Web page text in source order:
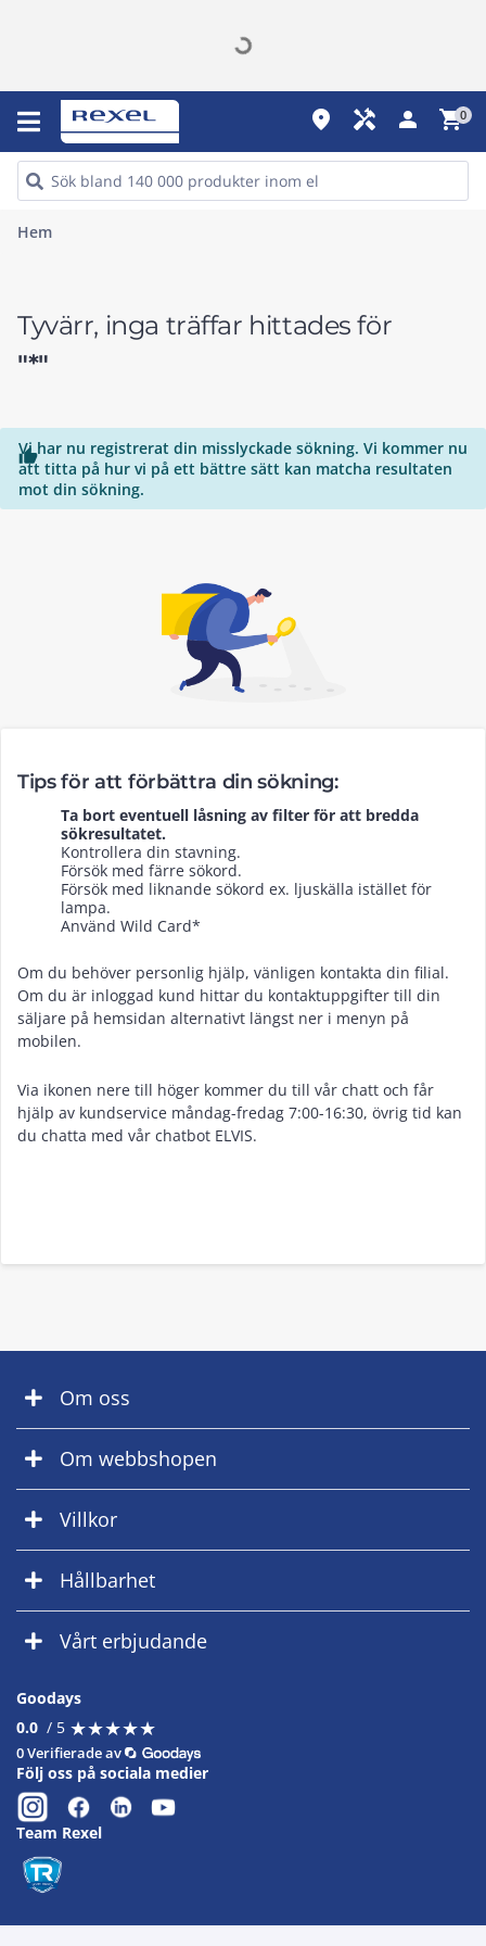
place handyman person shopping_cart0
Hem
Tyvärr, inga träffar hittades för
"*"

Vi har nu registrerat din misslyckade sökning. Vi kommer nu
att titta på hur vi på ett bättre sätt kan matcha resultaten
mot din sökning.
Tips för att förbättra din sökning:
Ta bort eventuell låsning av filter för att bredda
sökresultatet.
Kontrollera din stavning.
Försök med färre sökord.
Försök med liknande sökord ex. ljuskälla istället för
lampa.
Använd Wild Card*
Om du behöver personlig hjälp, vänligen kontakta din filial.
Om du är inloggad kund hittar du kontaktuppgifter till din
säljare på hemsidan alternativt längst ner i menyn på
mobilen.
Via ikonen nere till höger kommer du till vår chatt och får
hjälp av kundservice måndag-fredag 7:00-16:30, övrig tid kan
du chatta med vår chatbot ELVIS.
Om oss
Om webbshopen
Villkor
Hållbarhet
Vårt erbjudande
Goodays
0.0 / 5 ★★★★★
★★★★★
0 Verifierade av
Följ oss på sociala medier
Team Rexel